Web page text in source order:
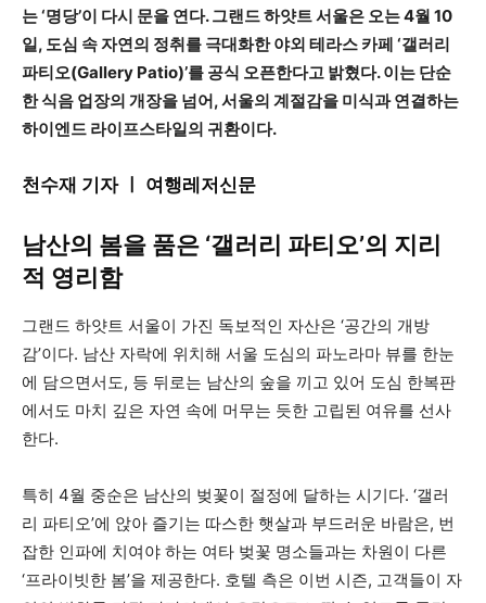
는 ‘명당’이 다시 문을 연다. 그랜드 하얏트 서울은 오는 4월 10
일, 도심 속 자연의 정취를 극대화한 야외 테라스 카페 ‘갤러리
파티오(Gallery Patio)’를 공식 오픈한다고 밝혔다. 이는 단순
한 식음 업장의 개장을 넘어, 서울의 계절감을 미식과 연결하는
하이엔드 라이프스타일의 귀환이다.
천수재 기자 ㅣ 여행레저신문
남산의 봄을 품은 ‘갤러리 파티오’의 지리
적 영리함
그랜드 하얏트 서울이 가진 독보적인 자산은 ‘공간의 개방
감’이다. 남산 자락에 위치해 서울 도심의 파노라마 뷰를 한눈
에 담으면서도, 등 뒤로는 남산의 숲을 끼고 있어 도심 한복판
에서도 마치 깊은 자연 속에 머무는 듯한 고립된 여유를 선사
한다.
특히 4월 중순은 남산의 벚꽃이 절정에 달하는 시기다. ‘갤러
리 파티오’에 앉아 즐기는 따스한 햇살과 부드러운 바람은, 번
잡한 인파에 치여야 하는 여타 벚꽃 명소들과는 차원이 다른
‘프라이빗한 봄’을 제공한다. 호텔 측은 이번 시즌, 고객들이 자